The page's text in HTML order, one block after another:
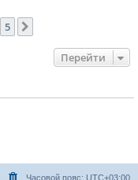
5
Перейти
Часовой пояс: UTC+03:00